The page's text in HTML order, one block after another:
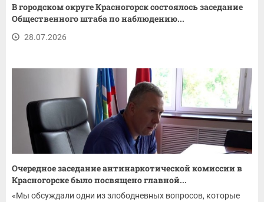
В городском округе Красногорск состоялось заседание
Общественного штаба по наблюдению...
28.07.2026
Очередное заседание антинаркотической комиссии в
Красногорске было посвящено главной...
«Мы обсуждали одни из злободневных вопросов, которые